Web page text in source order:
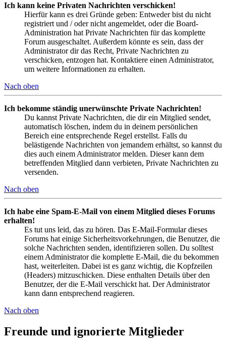
Ich kann keine Privaten Nachrichten verschicken!
Hierfür kann es drei Gründe geben: Entweder bist du nicht
registriert und / oder nicht angemeldet, oder die Board-
Administration hat Private Nachrichten für das komplette
Forum ausgeschaltet. Außerdem könnte es sein, dass der
Administrator dir das Recht, Private Nachrichten zu
verschicken, entzogen hat. Kontaktiere einen Administrator,
um weitere Informationen zu erhalten.
Nach oben
Ich bekomme ständig unerwünschte Private Nachrichten!
Du kannst Private Nachrichten, die dir ein Mitglied sendet,
automatisch löschen, indem du in deinem persönlichen
Bereich eine entsprechende Regel erstellst. Falls du
belästigende Nachrichten von jemandem erhältst, so kannst du
dies auch einem Administrator melden. Dieser kann dem
betreffenden Mitglied dann verbieten, Private Nachrichten zu
versenden.
Nach oben
Ich habe eine Spam-E-Mail von einem Mitglied dieses Forums
erhalten!
Es tut uns leid, das zu hören. Das E-Mail-Formular dieses
Forums hat einige Sicherheitsvorkehrungen, die Benutzer, die
solche Nachrichten senden, identifizieren sollen. Du solltest
einem Administrator die komplette E-Mail, die du bekommen
hast, weiterleiten. Dabei ist es ganz wichtig, die Kopfzeilen
(Headers) mitzuschicken. Diese enthalten Details über den
Benutzer, der die E-Mail verschickt hat. Der Administrator
kann dann entsprechend reagieren.
Nach oben
Freunde und ignorierte Mitglieder